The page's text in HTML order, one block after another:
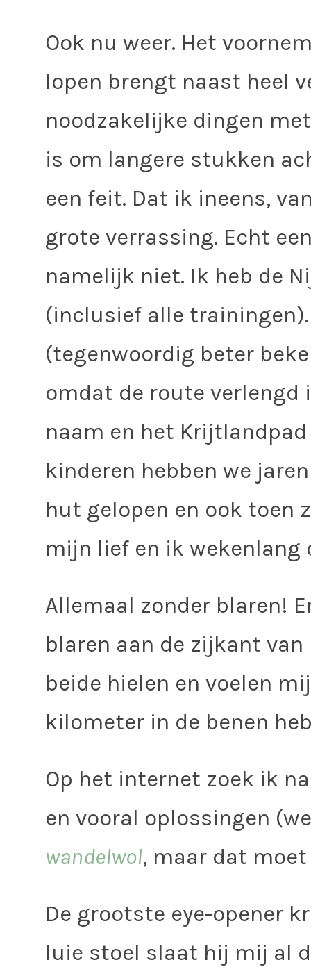
Ook nu weer. Het
lopen brengt naast heel
noodzakelijke dingen
is om langere stukken
een feit. Dat ik ineens,
grote verrassing. Echt
namelijk niet. Ik heb de
(inclusief alle
(tegenwoordig beter
omdat de route verlengd
naam en het
kinderen hebben we
hut gelopen en ook toen
mijn lief en ik wekenlang
Allemaal zonder blaren!
blaren aan de zijkant
beide hielen en voelen
kilometer in de benen
Op het internet zoek ik
en vooral oplossingen
wandelwol, maar dat
De grootste eye-opener
luie stoel slaat hij mij al